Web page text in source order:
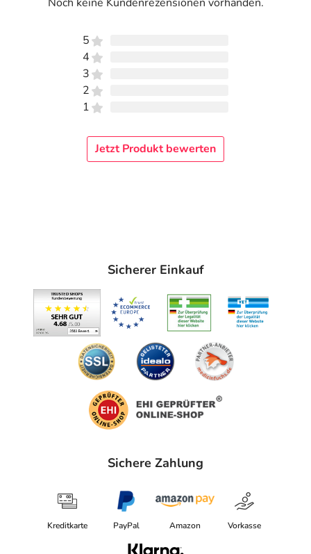
5
4
3
2
1
Jetzt Produkt bewerten
Sicherer Einkauf
Sichere Zahlung
Kreditkarte PayPal Amazon Vorkasse